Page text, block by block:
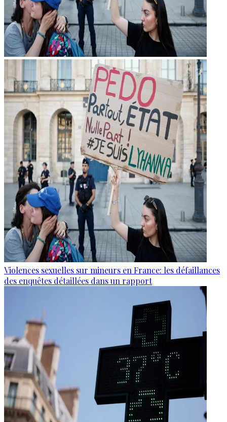
Violences sexuelles sur mineurs en France: les défaillances
des enquêtes détaillées dans un rapport